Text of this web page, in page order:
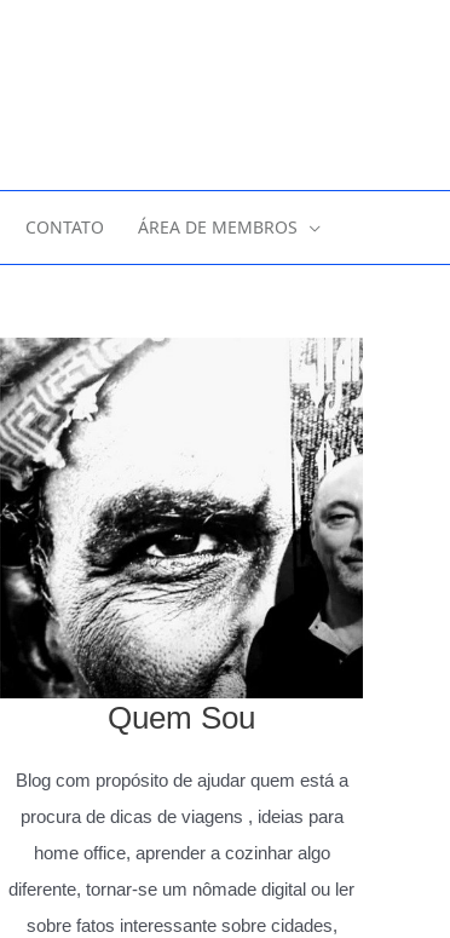
CONTATO ÁREA DE MEMBROS
Quem Sou
Blog com propósito de ajudar quem está a
procura de dicas de viagens , ideias para
home office, aprender a cozinhar algo
diferente, tornar-se um nômade digital ou ler
sobre fatos interessante sobre cidades,